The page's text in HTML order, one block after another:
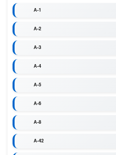
A-1
A-2
A-3
A-4
A-5
A-6
A-8
A-42